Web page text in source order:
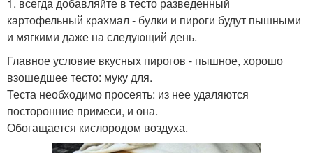
картофельный крахмал - булки и пироги будут пышными
и мягкими даже на следующий день.
Главное условие вкусных пирогов - пышное, хорошо
взошедшее тесто: муку для.
Теста необходимо просеять: из нее удаляются
посторонние примеси, и она.
Обогащается кислородом воздуха.